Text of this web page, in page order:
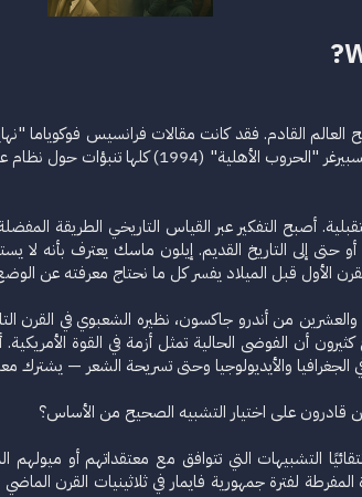
اللينينية: الفوضى العالمية الجديدة"
أصبح التفكير عبر القياس التاريخي الطريقة
حتى إلى التاريخ القديم. إيلون ماسك يعترف بأنه
الأول قبل الميلاد يفسر كل ما نحتاج معرفته عن
من أندرو جاكسون، نظيره الشعبوي في القرن
كثيرون أن الفوضى الحالية تمثل أزمة في القوة
والأيديولوجيا وحتى تسريحة الشعر — يشترك
قادرون على اختيار التشبيه الصحيح من الأساس؟
التشبيهات التي تتوافق مع معتقداتهم أو ميولهم